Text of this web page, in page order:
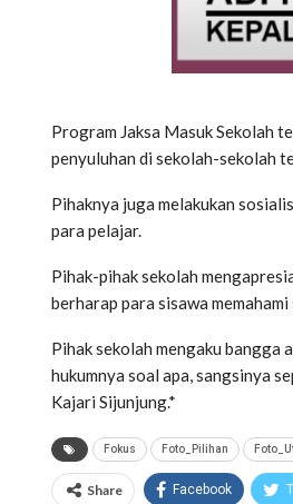
Program Jaksa Masuk Sekolah
penyuluhan di sekolah-sekolah
Pihaknya juga melakukan
para pelajar.
Pihak-pihak sekolah
berharap para sisawa
Pihak sekolah mengaku bangga
hukumnya soal apa, sangsinya
Kajari Sijunjung.*
Fokus Foto_Pilihan
Share Facebook